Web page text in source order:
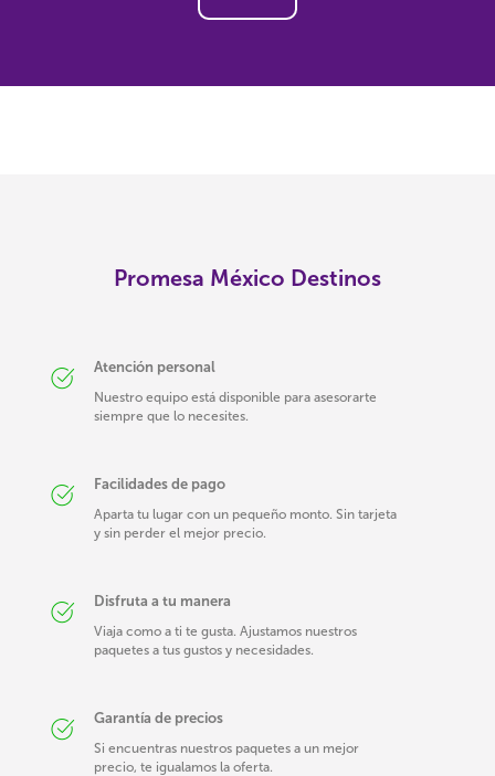
Promesa México Destinos
Atención personal
Nuestro equipo está disponible para asesorarte
siempre que lo necesites.
Facilidades de pago
Aparta tu lugar con un pequeño monto. Sin tarjeta
y sin perder el mejor precio.
Disfruta a tu manera
Viaja como a ti te gusta. Ajustamos nuestros
paquetes a tus gustos y necesidades.
Garantía de precios
Si encuentras nuestros paquetes a un mejor
precio, te igualamos la oferta.